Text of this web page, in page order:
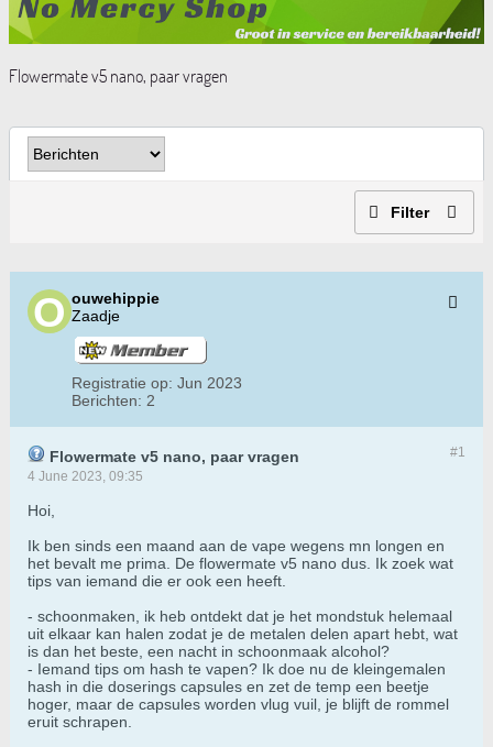
Flowermate v5 nano, paar vragen
Filter
ouwehippie
Zaadje
Registratie op: Jun 2023
Berichten: 2
#1
Flowermate v5 nano, paar vragen
4 June 2023, 09:35
Hoi,
Ik ben sinds een maand aan de vape wegens mn longen en
het bevalt me prima. De flowermate v5 nano dus. Ik zoek wat
tips van iemand die er ook een heeft.
- schoonmaken, ik heb ontdekt dat je het mondstuk helemaal
uit elkaar kan halen zodat je de metalen delen apart hebt, wat
is dan het beste, een nacht in schoonmaak alcohol?
- Iemand tips om hash te vapen? Ik doe nu de kleingemalen
hash in die doserings capsules en zet de temp een beetje
hoger, maar de capsules worden vlug vuil, je blijft de rommel
eruit schrapen.